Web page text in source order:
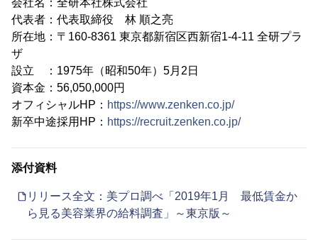
代表者：代表取締役 林 順之亮
所在地：〒160-8361 東京都新宿区西新宿1-4-11 全研プラ
ザ
設立 ：1975年（昭和50年）5月2日
資本金：56,050,000円
オフィシャルHP： https://www.zenken.co.jp/
新卒中途採用HP： https://recruit.zenken.co.jp/
添付資料
リリース全文：美プロ調べ「2019年1月 最低賃金か
ら見る美容業界の給料調査」～東京版～